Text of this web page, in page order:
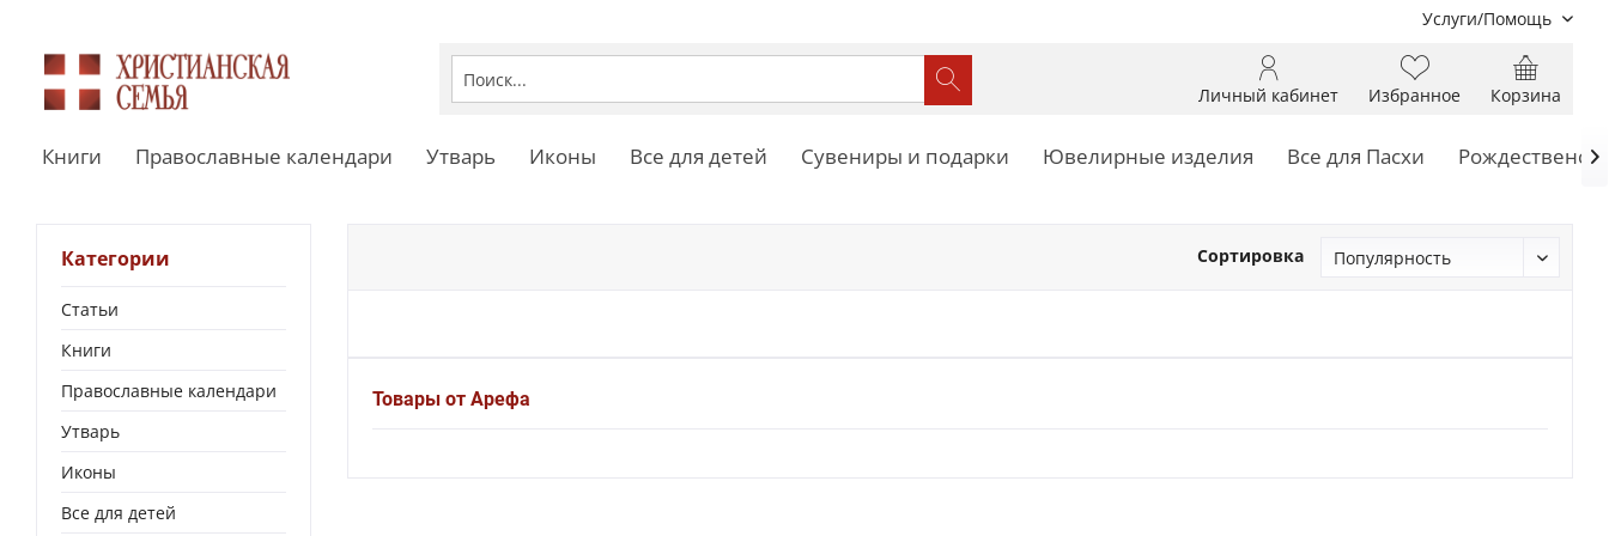
Услуги/Помощь
Корзина
Избранное
Личный кабинет
Книги Православные календари Утварь Иконы Все для детей Сувениры и подарки Ювелирные изделия Все для Пасхи 
Категории
Статьи
Книги
Православные календари
Утварь
Иконы
Все для детей
Сортировка
Товары от Арефа